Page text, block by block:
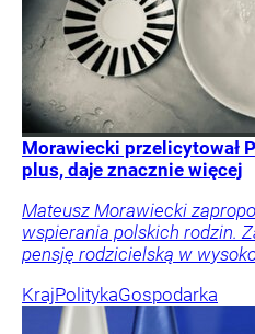
Morawiecki przelicytował
plus, daje znacznie więcej
Mateusz Morawiecki
wspierania polskich rodzin.
pensję rodzicielską w
KrajPolitykaGospodarka